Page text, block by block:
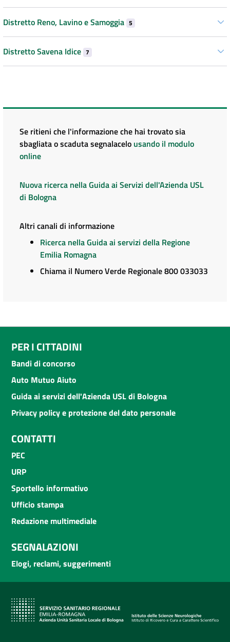
Distretto Reno, Lavino e Samoggia 5
Distretto Savena Idice 7
Se ritieni che l'informazione che hai trovato sia
sbagliata o scaduta segnalacelo usando il modulo
online
Nuova ricerca nella Guida ai Servizi dell'Azienda USL
di Bologna
Altri canali di informazione
Ricerca nella Guida ai servizi della Regione
Emilia Romagna
Chiama il Numero Verde Regionale 800 033033
PER I CITTADINI
Bandi di concorso
Auto Mutuo Aiuto
Guida ai servizi dell'Azienda USL di Bologna
Privacy policy e protezione del dato personale
CONTATTI
PEC
URP
Sportello informativo
Ufficio stampa
Redazione multimediale
SEGNALAZIONI
Elogi, reclami, suggerimenti